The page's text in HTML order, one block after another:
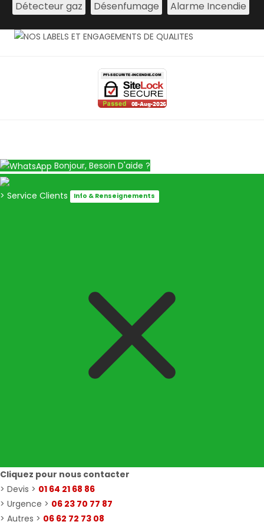
Détecteur gaz
Désenfumage Alarme Incendie
Bonjour, Besoin D'aide ?
> Service Clients Info & Renseignements
Cliquez pour nous contacter
> Devis > 01 64 21 68 86
> Urgence > 06 23 70 77 87
> Autres > 06 62 72 73 08